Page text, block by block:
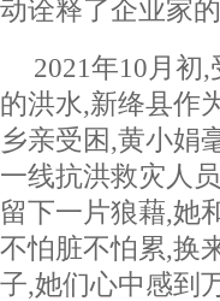
动诠释了企业家
2021年10月初
的洪水,新绛县作
乡亲受困,黄小娟
一线抗洪救灾人
留下一片狼藉,她
不怕脏不怕累,换
子,她们心中感到